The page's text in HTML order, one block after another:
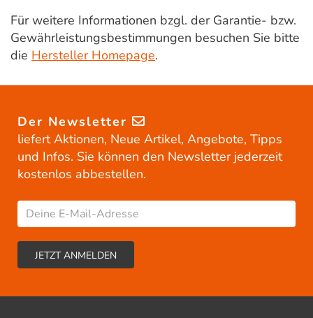
Für weitere Informationen bzgl. der Garantie- bzw.
Gewährleistungsbestimmungen besuchen Sie bitte
die Hersteller Homepage.
Der Newsletter
liefert Aktionen, Neue Artikel, Angebote, Tipps
und Infos. Sie können den Newsletter jederzeit
kostenlos abbestellen.